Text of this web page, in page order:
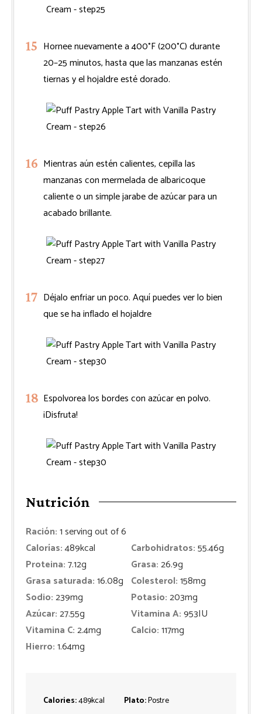
Hornee nuevamente a 400°F (200°C) durante
20–25 minutos, hasta que las manzanas estén
tiernas y el hojaldre esté dorado.
Mientras aún estén calientes, cepilla las
manzanas con mermelada de albaricoque
caliente o un simple jarabe de azúcar para un
acabado brillante.
Déjalo enfriar un poco. Aquí puedes ver lo bien
que se ha inflado el hojaldre
Espolvorea los bordes con azúcar en polvo.
¡Disfruta!
Nutrición
Ración:1serving out of 6
Calorías:489kcal Carbohidratos:55.46g
Proteina:7.12g Grasa:26.9g
Grasa saturada:16.08g Colesterol:158mg
Sodio:239mg Potasio:203mg
Azúcar:27.55g Vitamina A:953IU
Vitamina C:2.4mg Calcio:117mg
Hierro:1.64mg
Calories:489kcal Plato:Postre